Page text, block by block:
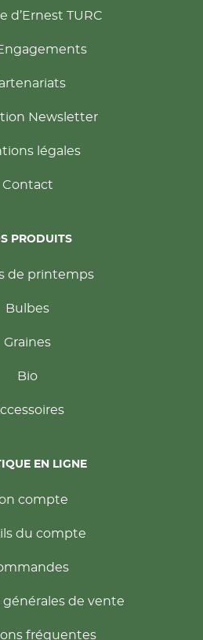
d’Ernest TURC
Newsletter
légales
Contact
PRODUITS
de printemps
Bulbes
Graines
Bio
EN LIGNE
compte
du compte
de vente
fréquentes